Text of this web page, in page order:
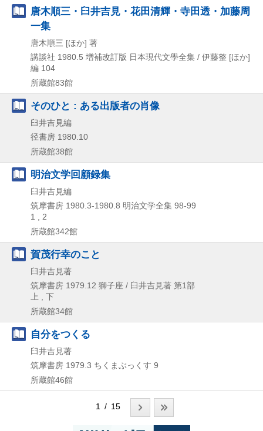
唐木順三・臼井吉見・花田清輝・寺田透・加藤周
一集
唐木順三 [ほか] 著
講談社 1980.5 増補改訂版 日本現代文學全集 / 伊藤整 [ほか]
編 104
所蔵館83館
そのひと : ある出版者の肖像
臼井吉見編
径書房 1980.10
所蔵館38館
明治文学回顧録集
臼井吉見編
筑摩書房 1980.3-1980.8 明治文学全集 98-99
1 , 2
所蔵館342館
賀茂行幸のこと
臼井吉見著
筑摩書房 1979.12 獅子座 / 臼井吉見著 第1部
上 , 下
所蔵館34館
自分をつくる
臼井吉見著
筑摩書房 1979.3 ちくまぶっくす 9
所蔵館46館
1 / 15